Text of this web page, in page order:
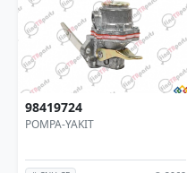
8019342
FİLTRE